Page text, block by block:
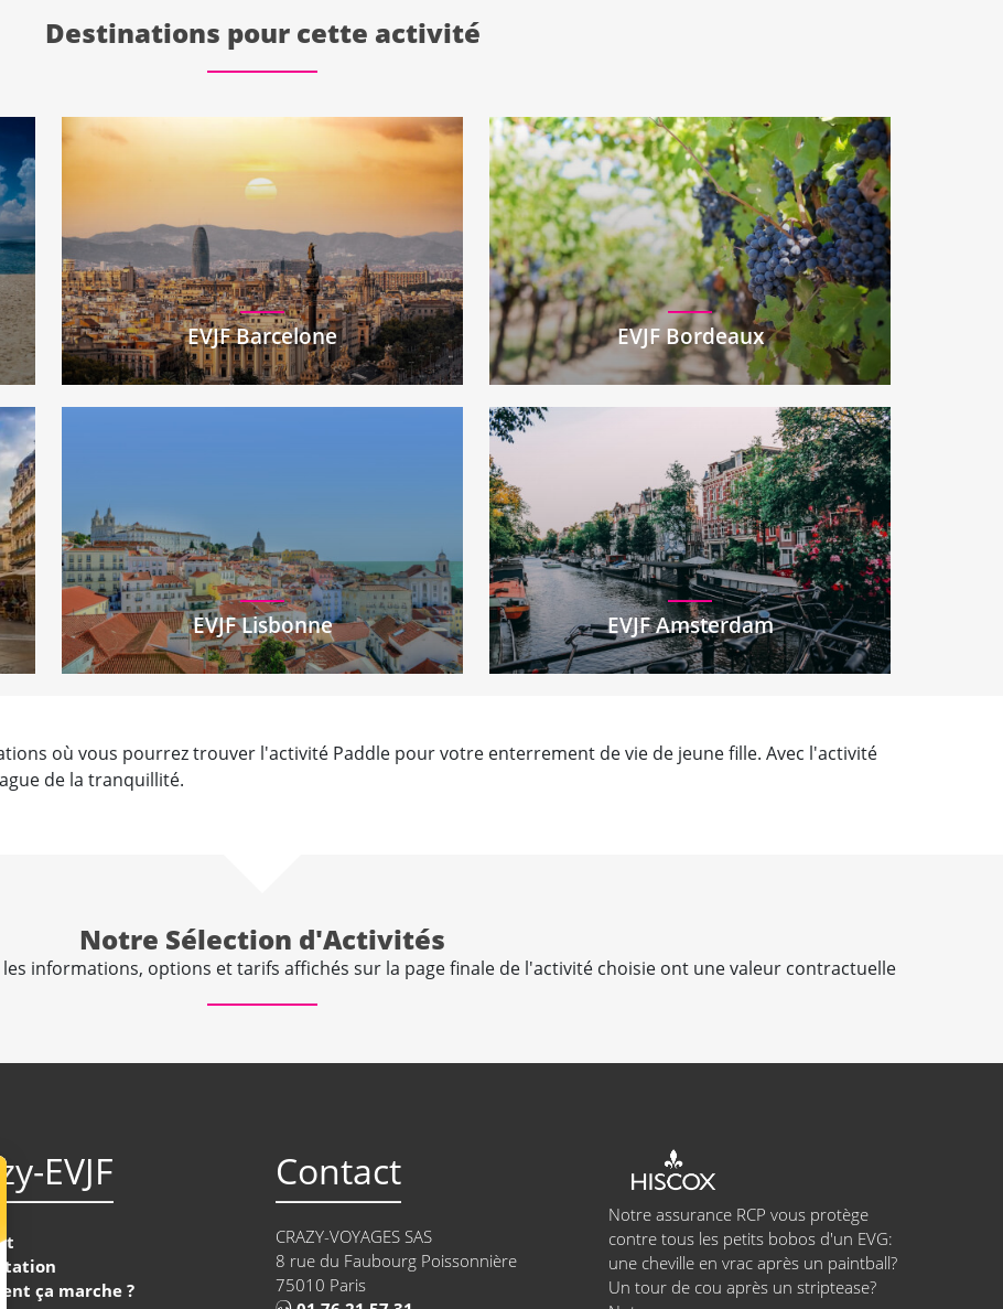
Destinations pour cette activité
EVJF Barcelone EVJF Bordeaux
EVJF Lisbonne EVJF Amsterdam
où vous pourrez trouver l'activité Paddle pour votre enterrement de vie de jeune fille. Avec l'activité
de la tranquillité.
Notre Sélection d'Activités
informations, options et tarifs affichés sur la page finale de l'activité choisie ont une valeur contractuelle
EVJF
ça marche ?
Contact
CRAZY-VOYAGES SAS
8 rue du Faubourg Poissonnière
75010 Paris
Notre assurance RCP vous protège
contre tous les petits bobos d'un EVG:
une cheville en vrac après un paintball?
Un tour de cou après un striptease?